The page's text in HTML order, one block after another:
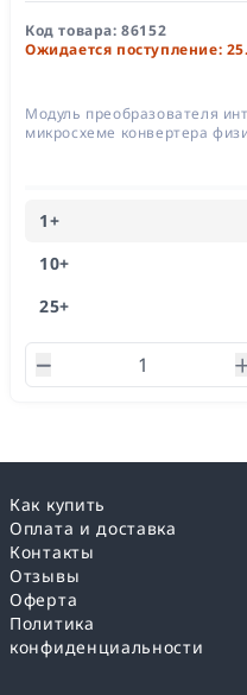
Код товара:86152
Ожидается поступление:
Модуль преобразователя
микросхеме конвертера
1+
10+
25+
Как купить
Оплата и доставка
Контакты
Отзывы
Оферта
Политика
конфиденциальности